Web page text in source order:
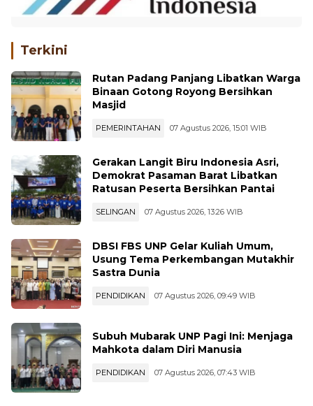
Terkini
Rutan Padang Panjang Libatkan Warga
Binaan Gotong Royong Bersihkan
Masjid
PEMERINTAHAN 07 Agustus 2026, 15:01 WIB
Gerakan Langit Biru Indonesia Asri,
Demokrat Pasaman Barat Libatkan
Ratusan Peserta Bersihkan Pantai
SELINGAN 07 Agustus 2026, 13:26 WIB
DBSI FBS UNP Gelar Kuliah Umum,
Usung Tema Perkembangan Mutakhir
Sastra Dunia
PENDIDIKAN 07 Agustus 2026, 09:49 WIB
Subuh Mubarak UNP Pagi Ini: Menjaga
Mahkota dalam Diri Manusia
PENDIDIKAN 07 Agustus 2026, 07:43 WIB